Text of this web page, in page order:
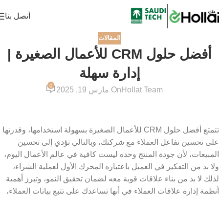
أتصل بنا
المقالات
أفضل حلول CRM للأعمال الصغيرة |
إدارة سهلة
Hollat Team On مارس 19, 2025
0
تتمتع أفضل حلول CRM للأعمال الصغيرة
بسهولة استخدامها، وقدرتها
على تحسين تفاعل العملاء مع شركتك، وبالتالي تؤدي إلى تحسين
المبيعات، لأن جودة المنتج وحده ليست كافية في عالم الأعمال اليوم،
ولا بد من التفكير في العميل باعتباره المحرك الأول لعملية الشراء،
لذلك لا بد من بناء علاقات قوية معه لضمان تحقيق النمو، وتبرز أهمية
أنظمة إدارة علاقات العملاء في أنها تساعدك على تتبع بيانات العملاء،